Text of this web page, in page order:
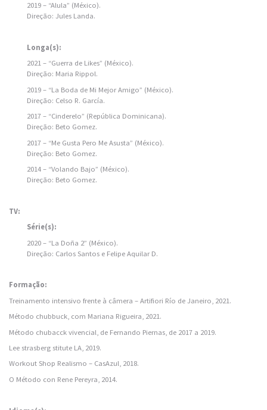
2019 – “Alula” (México).
Direção: Jules Landa.
Longa(s):
2021 – “Guerra de Likes” (México).
Direção: Maria Rippol.
2019 – “La Boda de Mi Mejor Amigo” (México).
Direção: Celso R. García.
2017 – “Cinderelo” (República Dominicana).
Direção: Beto Gomez.
2017 – “Me Gusta Pero Me Asusta” (México).
Direção: Beto Gomez.
2014 – “Volando Bajo” (México).
Direção: Beto Gomez.
TV:
Série(s):
2020 – “La Doña 2” (México).
Direção: Carlos Santos e Felipe Aquilar D.
Formação:
Treinamento intensivo frente à câmera – Artifiori Río de Janeiro, 2021.
Método chubbuck, com Mariana Rigueira, 2021.
Método chubacck vivencial, de Fernando Piernas, de 2017 a 2019.
Lee strasberg stitute LA, 2019.
Workout Shop Realismo – CasAzul, 2018.
O Método con Rene Pereyra, 2014.